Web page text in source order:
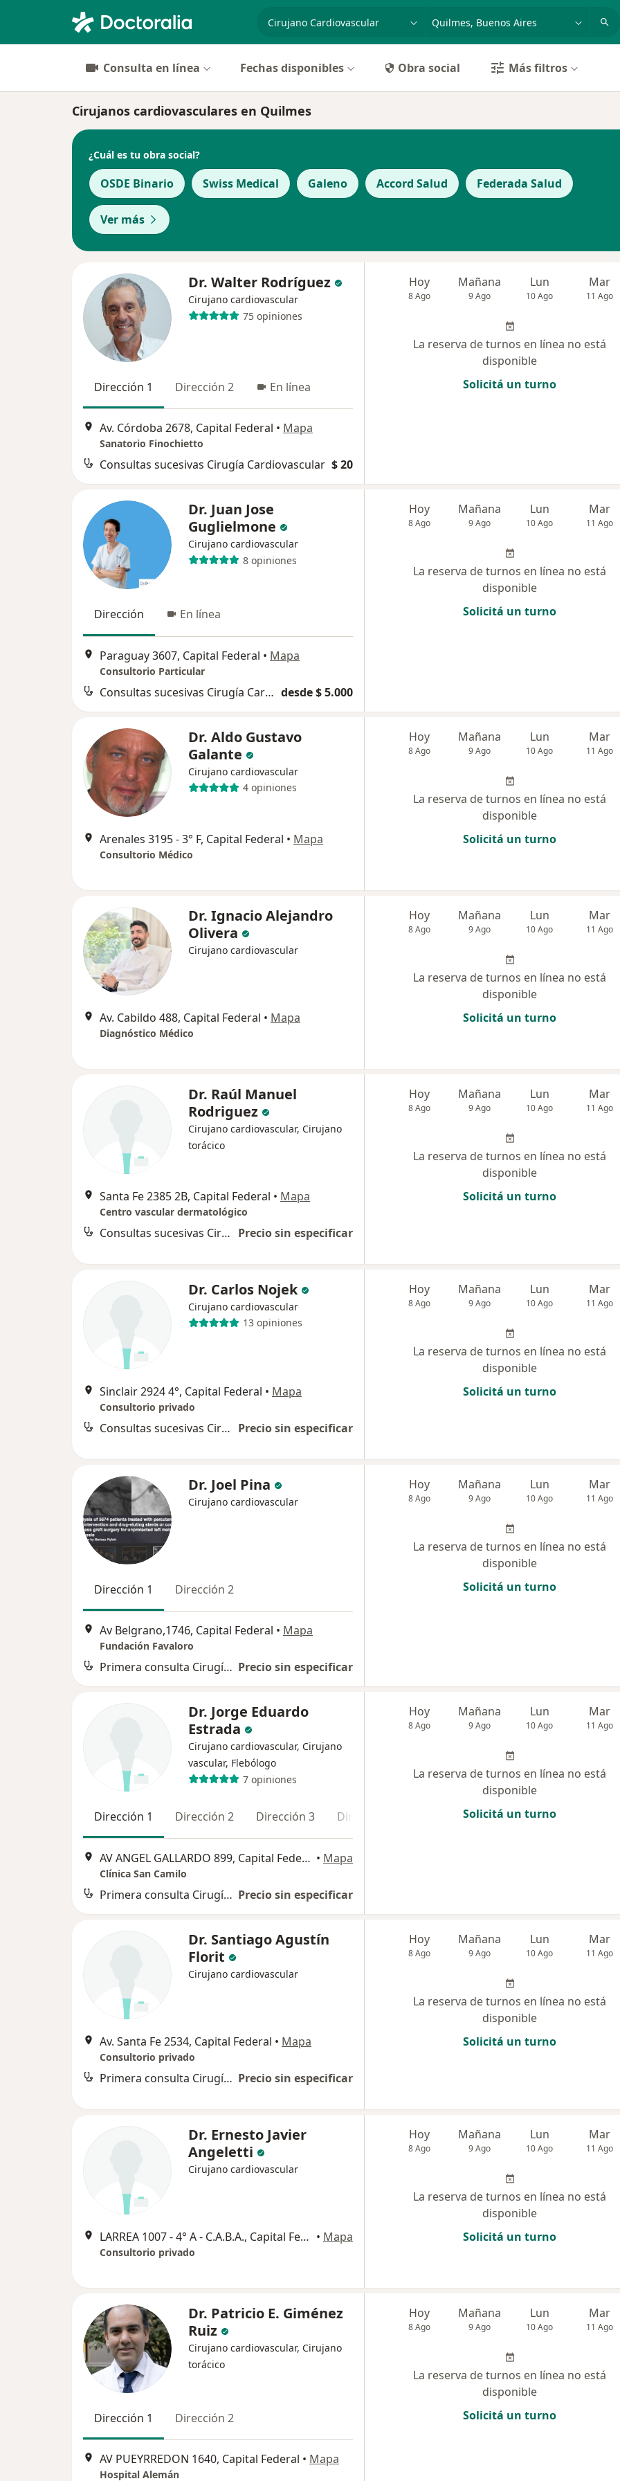
Consulta en línea Fechas disponibles Obra social Más filtros
Cirujanos cardiovasculares en Quilmes
¿Cuál es tu obra social?
OSDE Binario Swiss Medical Galeno Accord Salud Federada Salud
Ver más
Dr. Walter Rodríguez
Cirujano cardiovascular
75 opiniones
Dirección 1 Dirección 2 En línea
Av. Córdoba 2678, Capital Federal • Mapa
Sanatorio Finochietto
Consultas sucesivas Cirugía Cardiovascular $ 20
Hoy
8 Ago
Mañana
9 Ago
Lun
10 Ago
Mar
11 Ago
La reserva de turnos en línea no está
disponible
Solicitá un turno
Dr. Juan Jose
Guglielmone
Cirujano cardiovascular
8 opiniones
Dirección En línea
Paraguay 3607, Capital Federal • Mapa
Consultorio Particular
Consultas sucesivas Cirugía Cardiovascular desde $ 5.000
Hoy
8 Ago
Mañana
9 Ago
Lun
10 Ago
Mar
11 Ago
La reserva de turnos en línea no está
disponible
Solicitá un turno
Dr. Aldo Gustavo
Galante
Cirujano cardiovascular
4 opiniones
Arenales 3195 - 3° F, Capital Federal • Mapa
Consultorio Médico
Hoy
8 Ago
Mañana
9 Ago
Lun
10 Ago
Mar
11 Ago
La reserva de turnos en línea no está
disponible
Solicitá un turno
Dr. Ignacio Alejandro
Olivera
Cirujano cardiovascular
Av. Cabildo 488, Capital Federal • Mapa
Diagnóstico Médico
Hoy
8 Ago
Mañana
9 Ago
Lun
10 Ago
Mar
11 Ago
La reserva de turnos en línea no está
disponible
Solicitá un turno
Dr. Raúl Manuel
Rodriguez
Cirujano cardiovascular, Cirujano
torácico
Santa Fe 2385 2B, Capital Federal • Mapa
Centro vascular dermatológico
Consultas sucesivas Cirugía Cardiovascular Precio sin especificar
Hoy
8 Ago
Mañana
9 Ago
Lun
10 Ago
Mar
11 Ago
La reserva de turnos en línea no está
disponible
Solicitá un turno
Dr. Carlos Nojek
Cirujano cardiovascular
13 opiniones
Sinclair 2924 4°, Capital Federal • Mapa
Consultorio privado
Consultas sucesivas Cirugía Cardiovascular Precio sin especificar
Hoy
8 Ago
Mañana
9 Ago
Lun
10 Ago
Mar
11 Ago
La reserva de turnos en línea no está
disponible
Solicitá un turno
Dr. Joel Pina
Cirujano cardiovascular
Dirección 1 Dirección 2
Av Belgrano,1746, Capital Federal • Mapa
Fundación Favaloro
Primera consulta Cirugía Cardiovascular Precio sin especificar
Hoy
8 Ago
Mañana
9 Ago
Lun
10 Ago
Mar
11 Ago
La reserva de turnos en línea no está
disponible
Solicitá un turno
Dr. Jorge Eduardo
Estrada
Cirujano cardiovascular, Cirujano
vascular, Flebólogo
7 opiniones
Dirección 1 Dirección 2 Dirección 3 Dirección 4 Dirección 5
AV ANGEL GALLARDO 899, Capital Federal • Mapa
Clínica San Camilo
Primera consulta Cirugía Cardiovascular Precio sin especificar
Hoy
8 Ago
Mañana
9 Ago
Lun
10 Ago
Mar
11 Ago
La reserva de turnos en línea no está
disponible
Solicitá un turno
Dr. Santiago Agustín
Florit
Cirujano cardiovascular
Av. Santa Fe 2534, Capital Federal • Mapa
Consultorio privado
Primera consulta Cirugía Cardiovascular Precio sin especificar
Hoy
8 Ago
Mañana
9 Ago
Lun
10 Ago
Mar
11 Ago
La reserva de turnos en línea no está
disponible
Solicitá un turno
Dr. Ernesto Javier
Angeletti
Cirujano cardiovascular
LARREA 1007 - 4° A - C.A.B.A., Capital Federal • Mapa
Consultorio privado
Hoy
8 Ago
Mañana
9 Ago
Lun
10 Ago
Mar
11 Ago
La reserva de turnos en línea no está
disponible
Solicitá un turno
Dr. Patricio E. Giménez
Ruiz
Cirujano cardiovascular, Cirujano
torácico
Dirección 1 Dirección 2
AV PUEYRREDON 1640, Capital Federal • Mapa
Hospital Alemán
Hoy
8 Ago
Mañana
9 Ago
Lun
10 Ago
Mar
11 Ago
La reserva de turnos en línea no está
disponible
Solicitá un turno